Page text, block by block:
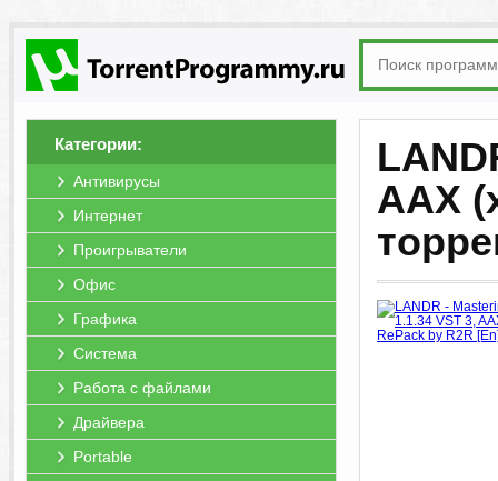
Категории:
Антивирусы
Интернет
Проигрыватели
Офис
Графика
Система
Работа с файлами
Драйвера
Portable
AAX